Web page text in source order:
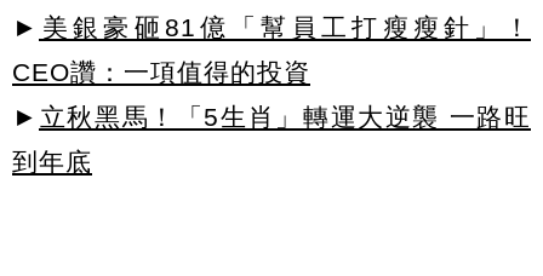
► 美銀豪砸81億「幫員工打瘦瘦針」！
CEO讚：一項值得的投資
► 立秋黑馬！「5生肖」轉運大逆襲 一路旺
到年底